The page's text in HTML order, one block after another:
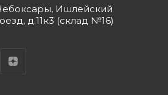
Ишлейский
д.11к3 (склад №16)